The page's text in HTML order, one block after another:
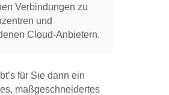
Verbindungen zu
und
Cloud-Anbietern.
für Sie dann ein
maßgeschneidertes